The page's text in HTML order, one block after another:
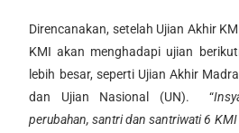
Direncanakan, setelah Ujian Akhir
KMI akan menghadapi ujian
lebih besar, seperti Ujian Akhir
dan Ujian Nasional (UN). “
perubahan, santri dan santriwati 6 KMI